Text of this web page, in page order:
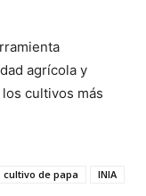
agrícola y
cultivos más
cultivo de papa INIA